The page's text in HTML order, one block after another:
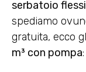
serbatoio
spediamo
gratuita, ecco
m³ con pompa: